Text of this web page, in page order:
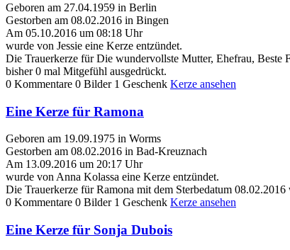
Geboren am 27.04.1959 in Berlin
Gestorben am 08.02.2016 in Bingen
Am 05.10.2016 um 08:18 Uhr
wurde von Jessie eine Kerze entzündet.
Die Trauerkerze für Die wundervollste Mutter, Ehefrau, Beste
bisher 0 mal Mitgefühl ausgedrückt.
0 Kommentare 0 Bilder 1 Geschenk Kerze ansehen
Eine Kerze für Ramona
Geboren am 19.09.1975 in Worms
Gestorben am 08.02.2016 in Bad-Kreuznach
Am 13.09.2016 um 20:17 Uhr
wurde von Anna Kolassa eine Kerze entzündet.
Die Trauerkerze für Ramona mit dem Sterbedatum
0 Kommentare 0 Bilder 1 Geschenk Kerze ansehen
Eine Kerze für Sonja Dubois